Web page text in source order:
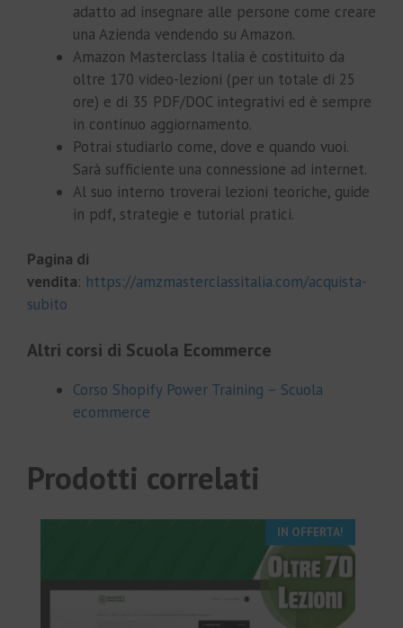
adatto ad insegnare alle persone come creare
una Azienda vendendo su Amazon.
Amazon Masterclass Italia è costituito da
oltre 170 video-lezioni (per un totale di 25
ore) e di 35 PDF/DOC integrativi ed è sempre
in continuo aggiornamento.
Potrai studiarlo come, dove e quando vuoi.
Sarà sufficiente una connessione ad internet.
Al suo interno troverai lezioni teoriche, guide
in pdf, strategie e tutorial pratici.
Pagina di
vendita: https://amzmasterclassitalia.com/acquista-
subito
Altri corsi di Scuola Ecommerce
Corso Shopify Power Training – Scuola
ecommerce
Prodotti correlati
IN OFFERTA!